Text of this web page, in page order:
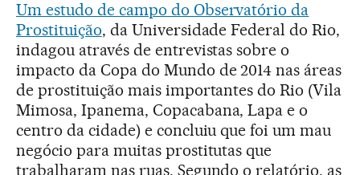
Um estudo de campo do Observatório da
Prostituição, da Universidade Federal do Rio,
indagou através de entrevistas sobre o
impacto da Copa do Mundo de 2014 nas áreas
de prostituição mais importantes do Rio (Vila
Mimosa, Ipanema, Copacabana, Lapa e o
centro da cidade) e concluiu que foi um mau
negócio para muitas prostitutas que
trabalharam nas ruas. Segundo o relatório, as